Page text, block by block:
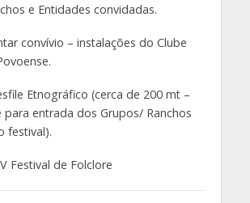
e Entidades convidadas.
convívio – instalações do Clube
Etnográfico (cerca de 200 mt –
para entrada dos Grupos/ Ranchos
festival).
Festival de Folclore